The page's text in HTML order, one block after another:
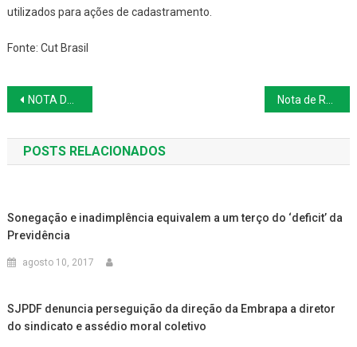
utilizados para ações de cadastramento.
Fonte: Cut Brasil
Navegação
de
Post
NOTA DA ASSESSORIA JURÍDICA DO SINPAF SOBRE A APOSENTADORIA NA EMBRAPA
POSTS RELACIONADOS
Sonegação e inadimplência equivalem a um terço do ‘deficit’ da
Previdência
agosto 10, 2017
SJPDF denuncia perseguição da direção da Embrapa a diretor
do sindicato e assédio moral coletivo